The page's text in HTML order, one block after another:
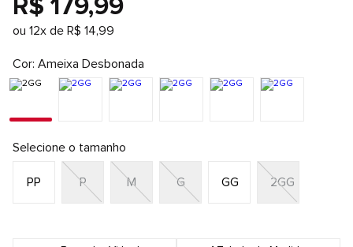
R$ 179,99
ou 12x de R$ 14,99
Cor Ameixa Desbonada
Selecione o tamanho
2GG
G GG
M
P
PP